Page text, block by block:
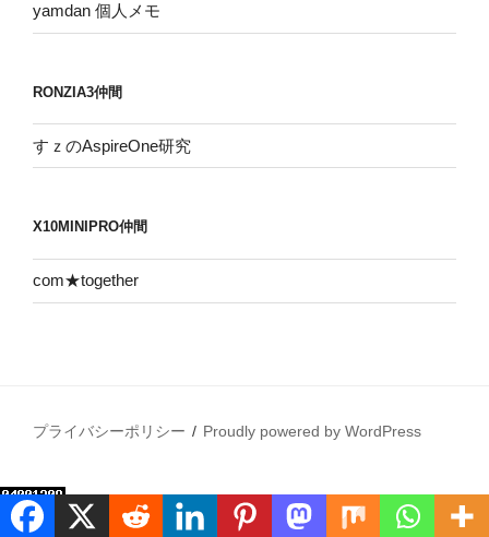
yamdan 個人メモ
RONZIA3仲間
すｚのAspireOne研究
X10MINIPRO仲間
com★together
プライバシーポリシー Proudly powered by WordPress